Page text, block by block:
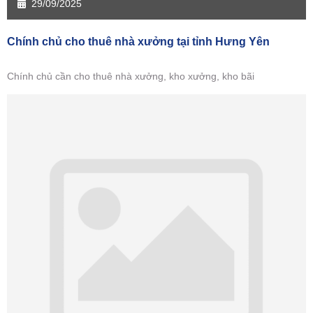
29/09/2025
Chính chủ cho thuê nhà xưởng tại tỉnh Hưng Yên
Chính chủ cần cho thuê nhà xưởng, kho xưởng, kho bãi